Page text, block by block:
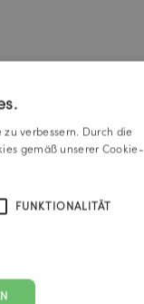
verbessern. Durch die
gemäß unserer Cookie-
FUNKTIONALITÄT